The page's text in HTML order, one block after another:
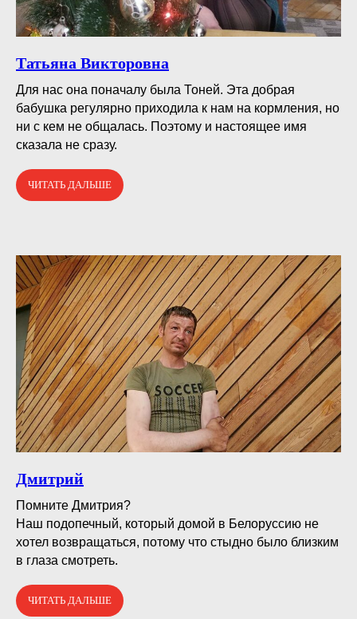
Татьяна Викторовна
Для нас она поначалу была Тоней. Эта добрая
бабушка регулярно приходила к нам на кормления, но
ни с кем не общалась. Поэтому и настоящее имя
сказала не сразу.
ЧИТАТЬ ДАЛЬШЕ
Дмитрий
Помните Дмитрия?⠀
Наш подопечный, который домой в Белоруссию не
хотел возвращаться, потому что стыдно было близким
в глаза смотреть.
ЧИТАТЬ ДАЛЬШЕ